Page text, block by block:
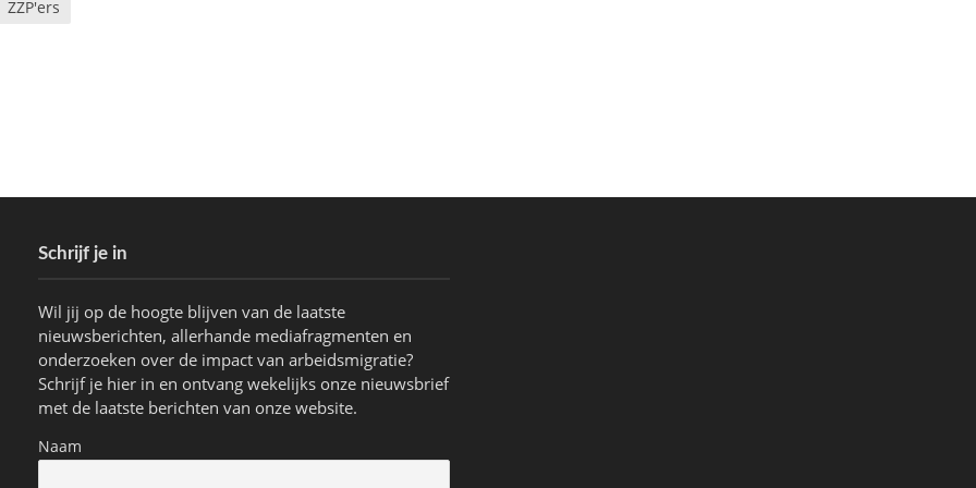
ZZP'ers
Schrijf je in
Wil jij op de hoogte blijven van de laatste
nieuwsberichten, allerhande mediafragmenten en
onderzoeken over de impact van arbeidsmigratie?
Schrijf je hier in en ontvang wekelijks onze nieuwsbrief
met de laatste berichten van onze website.
Naam